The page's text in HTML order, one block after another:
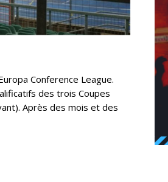
Conference League.
des trois Coupes
Après des mois et des